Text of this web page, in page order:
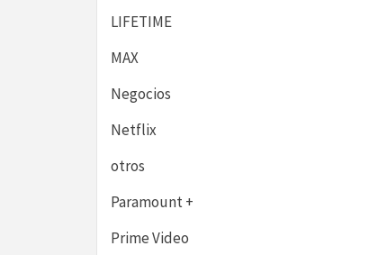
LIFETIME
MAX
Negocios
Netflix
otros
Paramount +
Prime Video